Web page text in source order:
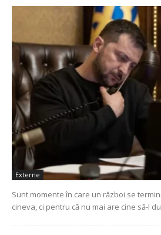
Externe
Sunt momente în care un război se
cineva, ci pentru că nu mai are cine să-l